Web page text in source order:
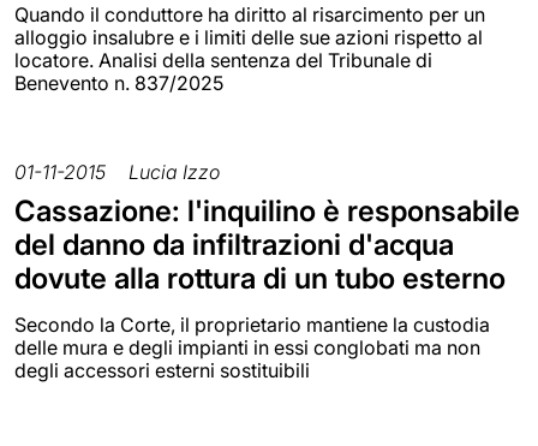
Quando il conduttore ha diritto al risarcimento per un
alloggio insalubre e i limiti delle sue azioni rispetto al
locatore. Analisi della sentenza del Tribunale di
Benevento n. 837/2025
01-11-2015 Lucia Izzo
Cassazione: l'inquilino è responsabile
del danno da infiltrazioni d'acqua
dovute alla rottura di un tubo esterno
Secondo la Corte, il proprietario mantiene la custodia
delle mura e degli impianti in essi conglobati ma non
degli accessori esterni sostituibili